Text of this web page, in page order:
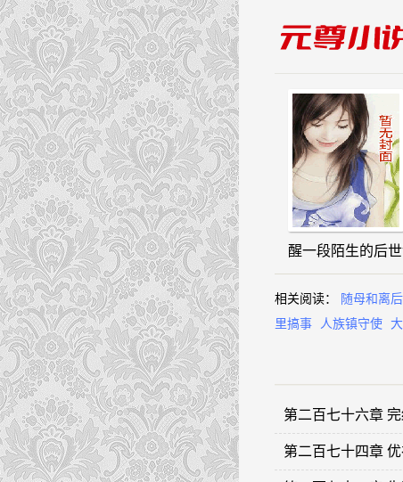
醒一段陌生的后
相关阅读： 随母和离
里搞事
人族镇守使
第二百七十六章
第二百七十四章